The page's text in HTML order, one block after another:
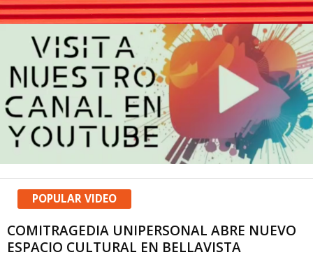
POPULAR VIDEO
COMITRAGEDIA UNIPERSONAL ABRE NUEVO
ESPACIO CULTURAL EN BELLAVISTA